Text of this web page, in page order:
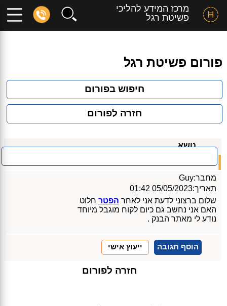
מרכז המידע להליכי
פשיטת רגל
פורום פשיטת רגל
חיפוש בפורום
חזרה לפורום
נושא
מחבר:Guy
תאריך:05/05/2023 01:42
שלום ברצוני לדעת אני לאחר הפטרחלוט
האם אני נחשב גם כיום לקוח מוגבל מיוחד
נודע לי מאתר הבנק .
הוסף תגובה ייעוץ אישי
חזרה לפורום